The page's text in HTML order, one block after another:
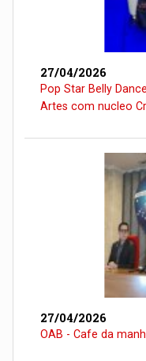
27/04/2026
Pop Star Belly
Artes com nucleo
27/04/2026
OAB - Cafe da